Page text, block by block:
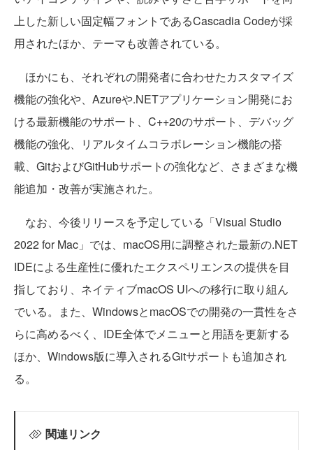
上した新しい固定幅フォントであるCascadia Codeが採
用されたほか、テーマも改善されている。
ほかにも、それぞれの開発者に合わせたカスタマイズ
機能の強化や、Azureや.NETアプリケーション開発にお
ける最新機能のサポート、C++20のサポート、デバッグ
機能の強化、リアルタイムコラボレーション機能の搭
載、GitおよびGitHubサポートの強化など、さまざまな機
能追加・改善が実施された。
なお、今後リリースを予定している「Visual Studio
2022 for Mac」では、macOS用に調整された最新の.NET
IDEによる生産性に優れたエクスペリエンスの提供を目
指しており、ネイティブmacOS UIへの移行に取り組ん
でいる。また、WindowsとmacOSでの開発の一貫性をさ
らに高めるべく、IDE全体でメニューと用語を更新する
ほか、Windows版に導入されるGitサポートも追加され
る。
関連リンク